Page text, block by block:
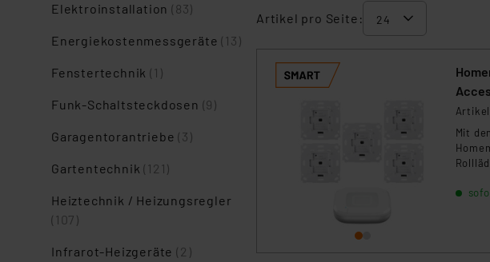
Elektroinstallation(83)
Energiekostenmessgeräte(13)
Fenstertechnik(1)
Funk-Schaltsteckdosen (9)
Garagentorantriebe(3)
Gartentechnik(121)
Heiztechnik / Heizungsregler
(107)
Infrarot-Heizgeräte(2)
Artikel pro Seite:
Mit